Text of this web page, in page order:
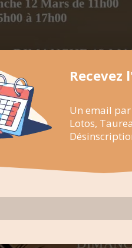
Recevez
Un email
Lotos,